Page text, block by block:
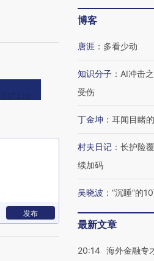
发布
博客
唐涯 ： 多看少动
知识分子 ： AI冲击
受伤
丁金坤 ： 耳闻目睹
村夫日记 ： 长护险
续加码
吴晓波 ： “沉睡”的
最新文章
20:14 海外金融专